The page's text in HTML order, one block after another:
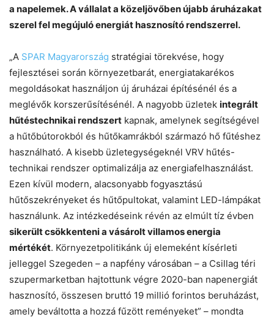
a napelemek. A vállalat a közeljövőben újabb áruházakat
szerel fel megújuló energiát hasznosító rendszerrel.
„A SPAR Magyarország stratégiai törekvése, hogy
fejlesztései során környezetbarát, energiatakarékos
megoldásokat használjon új áruházai építésénél és a
meglévők korszerűsítésénél. A nagyobb üzletek integrált
hűtéstechnikai rendszert kapnak, amelynek segítségével
a hűtőbútorokból és hűtőkamrákból származó hő fűtéshez
használható. A kisebb üzletegységeknél VRV hűtés-
technikai rendszer optimalizálja az energiafelhasználást.
Ezen kívül modern, alacsonyabb fogyasztású
hűtőszekrényeket és hűtőpultokat, valamint LED-lámpákat
használunk. Az intézkedéseink révén az elmúlt tíz évben
sikerült csökkenteni a vásárolt villamos energia
mértékét. Környezetpolitikánk új elemeként kísérleti
jelleggel Szegeden – a napfény városában – a Csillag téri
szupermarketban hajtottunk végre 2020-ban napenergiát
hasznosító, összesen bruttó 19 millió forintos beruházást,
amely beváltotta a hozzá fűzött reményeket” – mondta
Chat Mr wAIste
Helló! Miben segíthetek ma?